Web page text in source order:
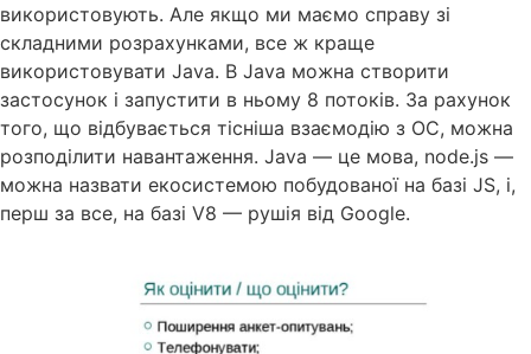
використовують. Але якщо ми маємо справу зі
складними розрахунками, все ж краще
використовувати Java. В Java можна створити
застосунок і запустити в ньому 8 потоків. За рахунок
того, що відбувається тісніша взаємодію з ОС, можна
розподілити навантаження. Java — це мова, node.js —
можна назвати екосистемою побудованої на базі JS, і,
перш за все, на базі V8 — рушія від Google.